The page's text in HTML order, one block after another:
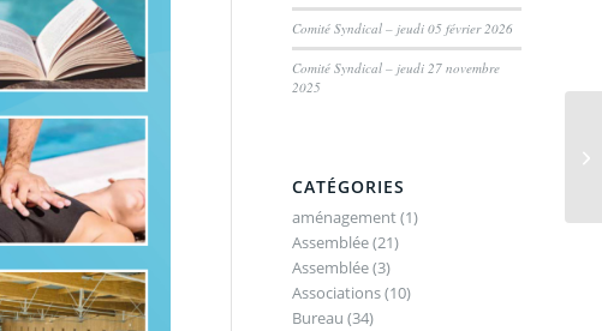
Comité Syndical – jeudi 05 février 2026
Comité Syndical – jeudi 27 novembre
2025
CATÉGORIES
aménagement(1)
Assemblée(21)
Assemblée(3)
Associations(10)
Bureau (34)